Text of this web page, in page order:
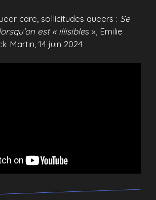
care, sollicitudes queers : Se
est « illisibles », Emilie
Martin, 14 juin 2024